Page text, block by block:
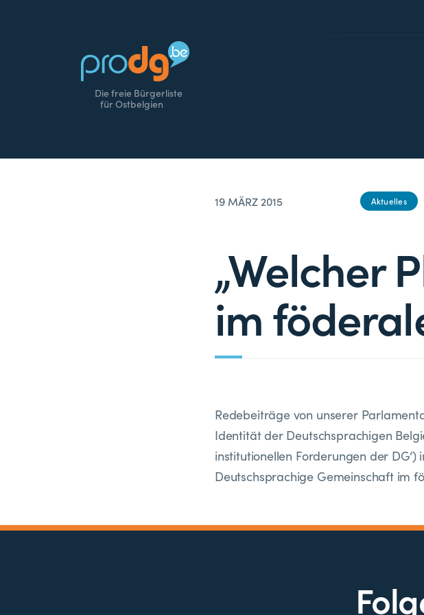
Die freie Bürgerliste
für Ostbelgien
19 MÄRZ 2015 Aktuelles
„Welcher
im
Redebeiträge von unserer
Identität der Deutschsprachigen
institutionellen Forderungen der
Deutschsprachige Gemeinschaft im